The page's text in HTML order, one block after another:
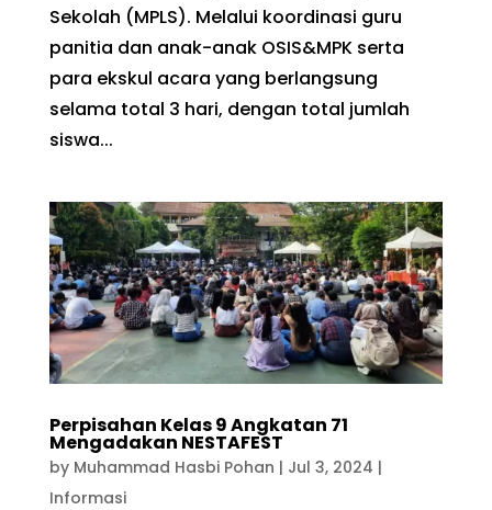
Sekolah (MPLS). Melalui koordinasi guru
panitia dan anak-anak OSIS&MPK serta
para ekskul acara yang berlangsung
selama total 3 hari, dengan total jumlah
siswa...
Perpisahan Kelas 9 Angkatan 71
Mengadakan NESTAFEST
by Muhammad Hasbi Pohan | Jul 3, 2024 |
Informasi